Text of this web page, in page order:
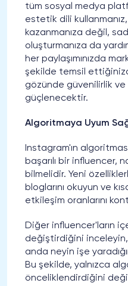
tüm sosyal medya
estetik dili
kazanmanıza değil,
oluşturmanıza da
her paylaşımınızda
şekilde temsil
gözünde güvenilirlik ve
güçlenecektir.
Algoritmaya Uyum
Instagram'ın
başarılı bir influencer,
bilmelidir. Yeni
bloglarını okuyun ve
etkileşim oranlarını
Diğer influencer'ların
değiştirdiğini
anda neyin işe
Bu şekilde, yalnızca
önceliklendirdiğini